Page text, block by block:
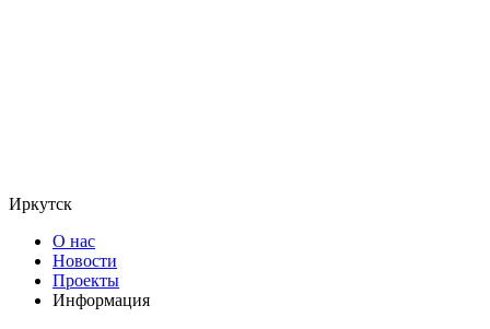
Иркутск
О нас
Новости
Проекты
Информация